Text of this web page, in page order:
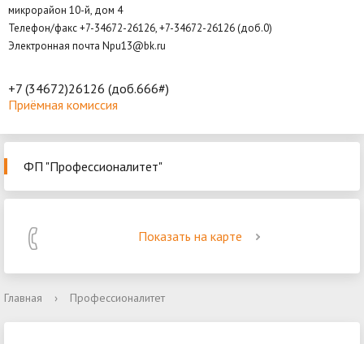
микрорайон 10-й, дом 4
Телефон/факс +7-34672-26126, +7-34672-26126 (доб.0)
Электронная почта Npu13@bk.ru
+7 (34672)26126 (доб.666#)
Приёмная комиссия
ФП "Профессионалитет"
Показать на карте
Главная › Профессионалитет